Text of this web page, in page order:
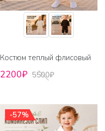
Костюм теплый флисовый
2200₽ 5500₽
-57%